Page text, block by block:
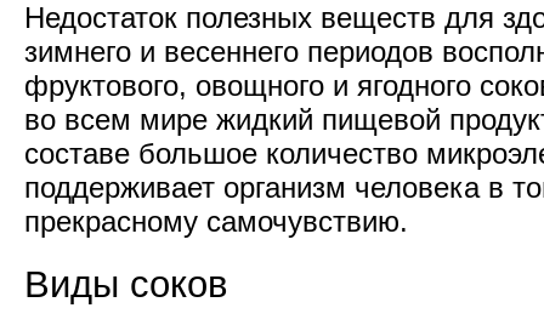
Недостаток полезных веществ для
зимнего и весеннего периодов
фруктового, овощного и ягодного
во всем мире жидкий пищевой
составе большое количество
поддерживает организм человека в
прекрасному самочувствию.
Виды соков